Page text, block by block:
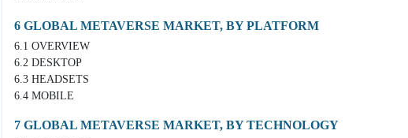
6 GLOBAL METAVERSE MARKET, BY PLATFORM
6.1 OVERVIEW
6.2 DESKTOP
6.3 HEADSETS
6.4 MOBILE
7 GLOBAL METAVERSE MARKET, BY TECHNOLOGY